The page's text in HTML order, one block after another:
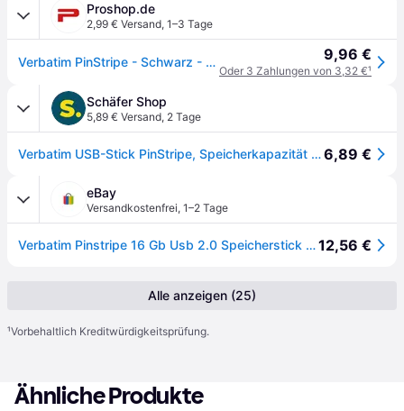
Proshop.de
2,99 € Versand, 1–3 Tage
Verbatim PinStripe - Schwarz - 16GB - USB-Stick 9,96 €
Oder 3 Zahlungen von 3,32 €¹
Schäfer Shop
5,89 € Versand, 2 Tage
Verbatim USB-Stick PinStripe, Speicherkapazität 8 bis 64 GB, mit Schiebemechanismus, 16GB6,89 €
eBay
Versandkostenfrei, 1–2 Tage
Verbatim Pinstripe 16 Gb Usb 2.0 Speicherstick Schwarz – Schiebemechanismus12,56 €
Alle anzeigen (25)
¹Vorbehaltlich Kreditwürdigkeitsprüfung.
Ähnliche Produkte